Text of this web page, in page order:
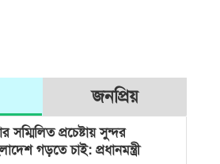
জনপ্রিয়
সম্মিলিত প্রচেষ্টায় সুন্দর
গড়তে চাই: প্রধানমন্ত্রী